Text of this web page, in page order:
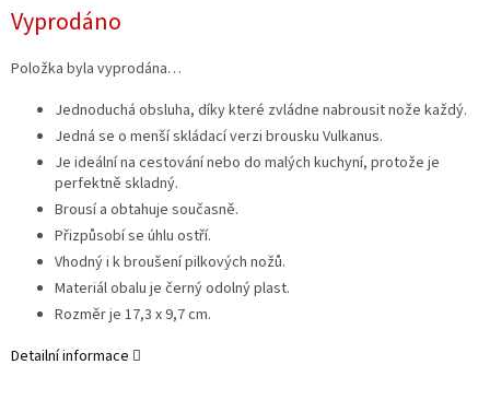
cena:
Vyprodáno
Položka byla vyprodána…
Jednoduchá obsluha, díky které zvládne nabrousit nože každý.
Jedná se o menší skládací verzi brousku Vulkanus.
Je ideální na cestování nebo do malých kuchyní, protože je
perfektně skladný.
Brousí a obtahuje současně.
Přizpůsobí se úhlu ostří.
Vhodný i k broušení pilkových nožů.
Materiál obalu je černý odolný plast.
Rozměr je 17,3 x 9,7 cm.
Detailní informace